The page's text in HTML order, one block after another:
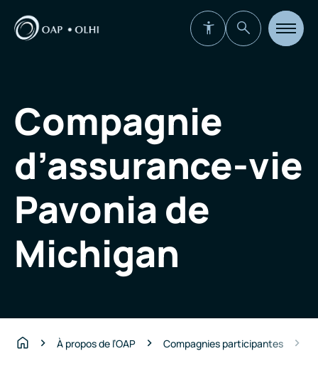
Ouvrir
la
Compagnie
d’assurance-vie
Pavonia de
Michigan
À propos de l’OAP Compagnies participantes